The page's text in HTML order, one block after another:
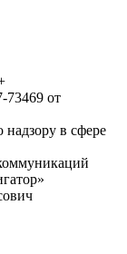
от
в сфере